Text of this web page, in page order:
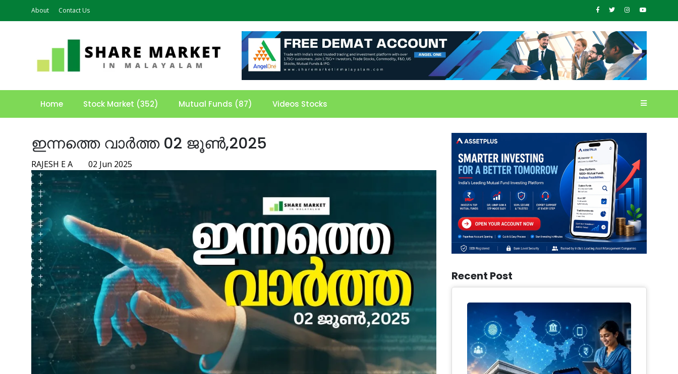
About Contact Us
Home Stock Market (352) Mutual Funds (87) Videos Stocks
ഇന്നത്തെ വാർത്ത 02 ജൂൺ,2025
RAJESH E A 02 Jun 2025
Recent Post